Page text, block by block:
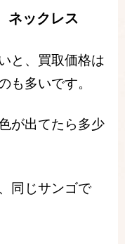
ックレス
と、買取価格は
も多いです。
が出てたら多少
同じサンゴで